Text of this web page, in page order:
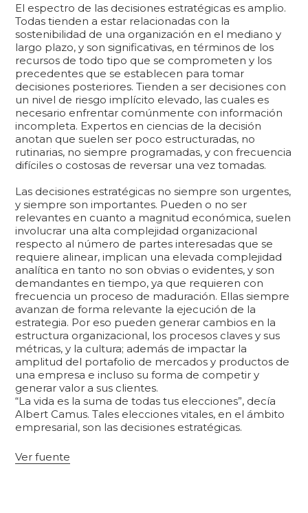
El espectro de las decisiones estratégicas es amplio.
Todas tienden a estar relacionadas con la
sostenibilidad de una organización en el mediano y
largo plazo, y son significativas, en términos de los
recursos de todo tipo que se comprometen y los
precedentes que se establecen para tomar
decisiones posteriores. Tienden a ser decisiones con
un nivel de riesgo implícito elevado, las cuales es
necesario enfrentar comúnmente con información
incompleta. Expertos en ciencias de la decisión
anotan que suelen ser poco estructuradas, no
rutinarias, no siempre programadas, y con frecuencia
difíciles o costosas de reversar una vez tomadas.
Las decisiones estratégicas no siempre son urgentes,
y siempre son importantes. Pueden o no ser
relevantes en cuanto a magnitud económica, suelen
involucrar una alta complejidad organizacional
respecto al número de partes interesadas que se
requiere alinear, implican una elevada complejidad
analítica en tanto no son obvias o evidentes, y son
demandantes en tiempo, ya que requieren con
frecuencia un proceso de maduración. Ellas siempre
avanzan de forma relevante la ejecución de la
estrategia. Por eso pueden generar cambios en la
estructura organizacional, los procesos claves y sus
métricas, y la cultura; además de impactar la
amplitud del portafolio de mercados y productos de
una empresa e incluso su forma de competir y
generar valor a sus clientes.
“La vida es la suma de todas tus elecciones”, decía
Albert Camus. Tales elecciones vitales, en el ámbito
empresarial, son las decisiones estratégicas.
Ver fuente